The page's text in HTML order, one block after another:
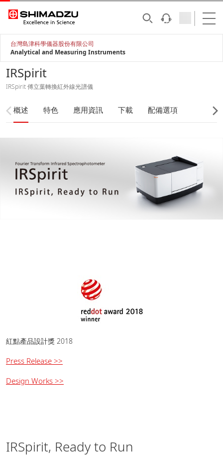
台灣島津科學儀器股份有限公司
Analytical and Measuring Instruments
IRSpirit
IRSpirit 傅立葉轉換紅外線光譜儀
概述 特色 應用資訊 下載 配備選項
紅點產品設計獎 2018
Press Release >>
Design Works >>
IRSpirit, Ready to Run